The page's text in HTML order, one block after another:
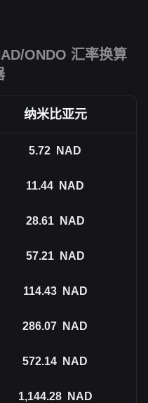
ONDO 汇率换算
纳米比亚元
5.72 NAD
11.44 NAD
28.61 NAD
57.21 NAD
114.43 NAD
286.07 NAD
572.14 NAD
1,144.28 NAD